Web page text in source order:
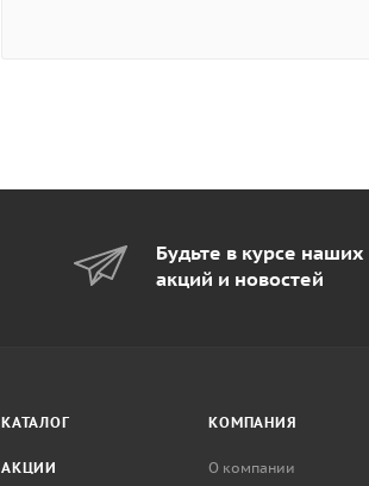
Будьте в курсе наших
акций и новостей
КАТАЛОГ
АКЦИИ
КОМПАНИЯ
О компании